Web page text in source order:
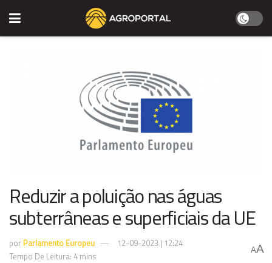
Reduzir a poluição nas águas
subterrâneas e superficiais da UE
por Parlamento Europeu
12-09-2023 | 12:24
Tempo De Leitura: 4 mins
AA